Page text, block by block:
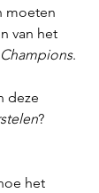
moeten
van het
.
deze
?
het